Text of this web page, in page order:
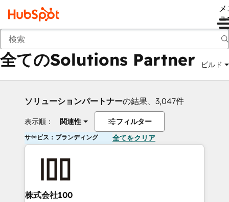
ュ
戻る
全てのSolutions Partner ビルド
ソリューションパートナーの結果、3,047件
表示順： 関連性 フィルター
サービス：ブランディング 全てをクリア
株式会社100